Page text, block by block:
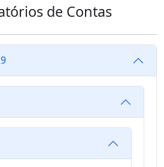
de Contas